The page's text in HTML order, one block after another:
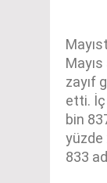
zayıf
etti. İç
bin
yüzde
833